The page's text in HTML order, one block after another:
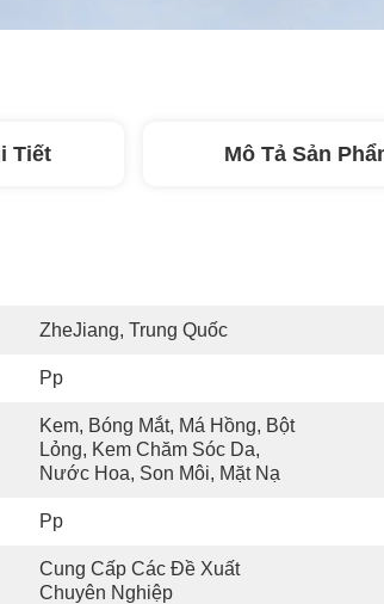
Tiết Mô Tả Sản
ZheJiang, Trung Quốc
Pp
Kem, Bóng Mắt, Má Hồng, Bột
Lỏng, Kem Chăm Sóc Da,
Nước Hoa, Son Môi, Mặt Nạ
Pp
Cung Cấp Các Đề Xuất
Chuyên Nghiệp